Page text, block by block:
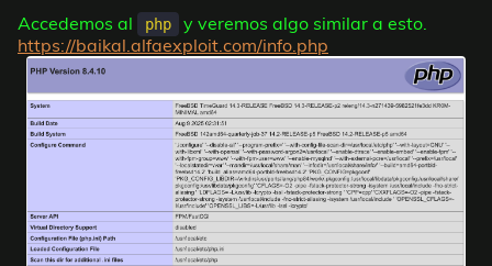
Accedemos al php
y veremos algo similar a esto.
https://baikal.alfaexploit.com/info.php